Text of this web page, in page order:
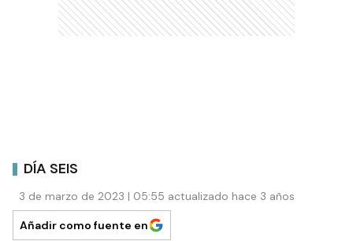
DÍA SEIS
3 de marzo de 2023 | 05:55 actualizado hace 3 años
Añadir como fuente en